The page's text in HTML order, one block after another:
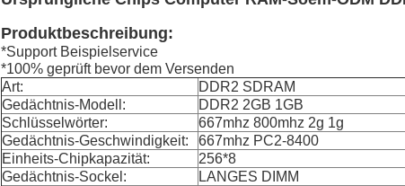
Produktbeschreibung:
*Support Beispielservice
*100% geprüft bevor dem Versenden
Art:
DDR2 SDRAM
Gedächtnis-Modell:
DDR2 2GB 1GB
Schlüsselwörter:
667mhz 800mhz 2g 1g
Gedächtnis-Geschwindigkeit:
667mhz PC2-8400
Einheits-Chipkapazität:
256*8
Gedächtnis-Sockel:
LANGES DIMM